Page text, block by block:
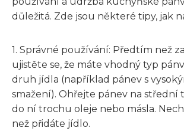
důležitá. Zde jsou některé tipy, jak
1. Správné používání: Předtím než
ujistěte se, že máte vhodný typ
druh jídla (například pánev s
smažení). Ohřejte pánev na střední
do ní trochu oleje nebo másla.
než přidáte jídlo.